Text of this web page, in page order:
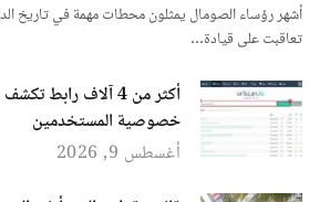
أشهر رؤساء الصومال يمثلون محطات مهمة في تاريخ
تعاقبت على قيادة…
أكثر من 4 آلاف
خصوصية المستخدمين
أغسطس 9, 2026